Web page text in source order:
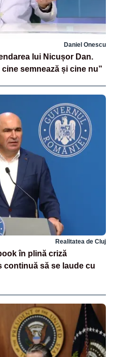
Daniel Onescu
lui Nicușor Dan.
semnează și cine nu”
Realitatea de Cluj
în plină criză
continuă să se laude cu